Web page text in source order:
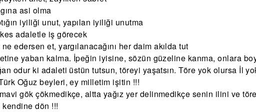
asi olma
iyiliği unut, yapılan iyiliği unutma
adaletle iş görecek
edersen et, yargılanacağını her daim akılda tut
yaban kalma. İpeğin iyisine, sözün güzeline kanma, onlara
odur ki adaleti üstün tutsun, töreyi yaşatsın. Töre yok olursa İl
Oğuz beyleri, ey milletim işitin !!!
gök çökmedikçe, altta yağız yer delinmedikçe senin ilini ve
dön !!!